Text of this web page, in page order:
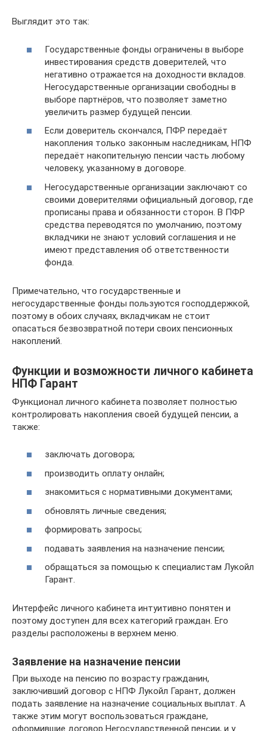
Выглядит это так:
Государственные фонды ограничены в выборе
инвестирования средств доверителей, что
негативно отражается на доходности вкладов.
Негосударственные организации свободны в
выборе партнёров, что позволяет заметно
увеличить размер будущей пенсии.
Если доверитель скончался, ПФР передаёт
накопления только законным наследникам, НПФ
передаёт накопительную пенсии часть любому
человеку, указанному в договоре.
Негосударственные организации заключают со
своими доверителями официальный договор, где
прописаны права и обязанности сторон. В ПФР
средства переводятся по умолчанию, поэтому
вкладчики не знают условий соглашения и не
имеют представления об ответственности
фонда.
Примечательно, что государственные и
негосударственные фонды пользуются господдержкой,
поэтому в обоих случаях, вкладчикам не стоит
опасаться безвозвратной потери своих пенсионных
накоплений.
Функции и возможности личного кабинета
НПФ Гарант
Функционал личного кабинета позволяет полностью
контролировать накопления своей будущей пенсии, а
также:
заключать договора;
производить оплату онлайн;
знакомиться с нормативными документами;
обновлять личные сведения;
формировать запросы;
подавать заявления на назначение пенсии;
обращаться за помощью к специалистам Лукойл
Гарант.
Интерфейс личного кабинета интуитивно понятен и
поэтому доступен для всех категорий граждан. Его
разделы расположены в верхнем меню.
Заявление на назначение пенсии
При выходе на пенсию по возрасту гражданин,
заключивший договор с НПФ Лукойл Гарант, должен
подать заявление на назначение социальных выплат. А
также этим могут воспользоваться граждане,
оформившие договор Негосударственной пенсии, и у